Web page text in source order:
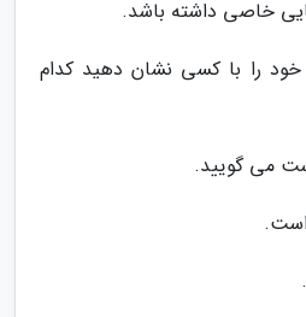
خاصی داشته باشد.
خود را با کسی نشان دهید کدام
می گویید.